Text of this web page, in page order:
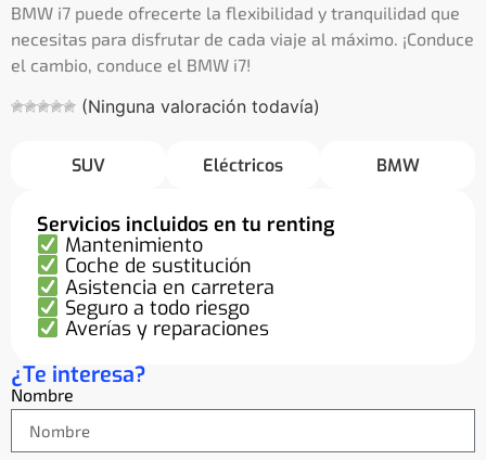
BMW i7 puede ofrecerte la flexibilidad y tranquilidad que
necesitas para disfrutar de cada viaje al máximo. ¡Conduce
el cambio, conduce el BMW i7!
(Ninguna valoración todavía)
SUV Eléctricos BMW
Servicios incluidos en tu renting
Mantenimiento
Coche de sustitución
Asistencia en carretera
Seguro a todo riesgo
Averías y reparaciones
¿Te interesa?
Nombre